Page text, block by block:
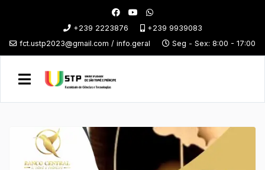
+239 2223876
+239 9939083
fct.ustp2023@gmail.com / info.geral
Seg - Sex: 8:00 - 17:00